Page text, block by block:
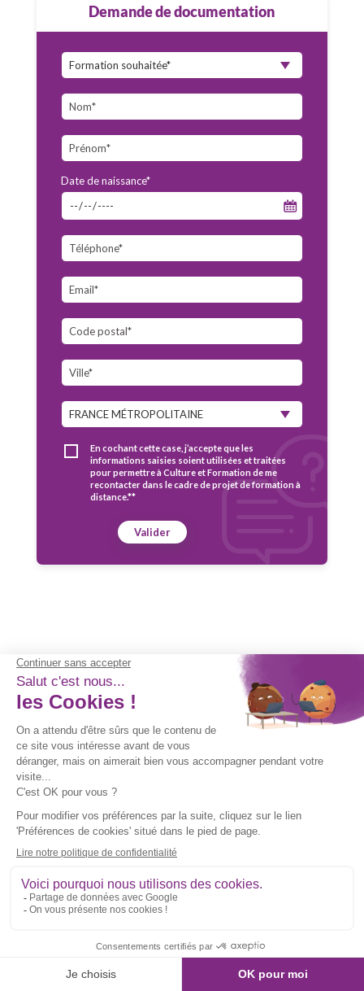
Demande de documentation
Date de naissance*
En cochant cette case, j’accepte que les
informations saisies soient utilisées et traitées
pour permettre à Culture et Formation de me
recontacter dans le cadre de projet de formation à
distance.**
Valider
Articles
de vie : le guide pour se